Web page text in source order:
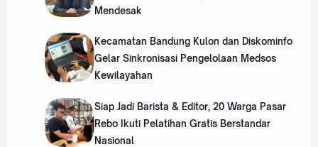
Mendesak
Kecamatan Bandung Kulon dan Diskominfo
Gelar Sinkronisasi Pengelolaan Medsos
Kewilayahan
‎Siap Jadi Barista & Editor, 20 Warga Pasar
Rebo Ikuti Pelatihan Gratis Berstandar
Nasional